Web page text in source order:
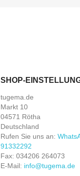
SHOP-
tugema.de
Markt 10
04571 Rötha
Deutschland
Rufen Sie uns an:
91332292
Fax: 034206 264073
E-Mail: info@tugema.de